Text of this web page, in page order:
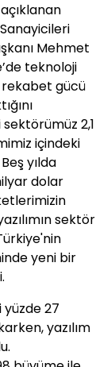
Mehmet
teknoloji
gücü
2,1
içindeki
yılda
dolar
sektör
yeni bir
yüzde 27
yazılım